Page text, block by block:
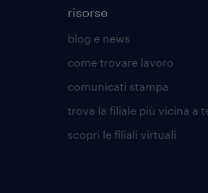
risorse
blog e news
come trovare lavoro
comunicati stampa
trova la filiale più vicina a
scopri le filiali virtuali